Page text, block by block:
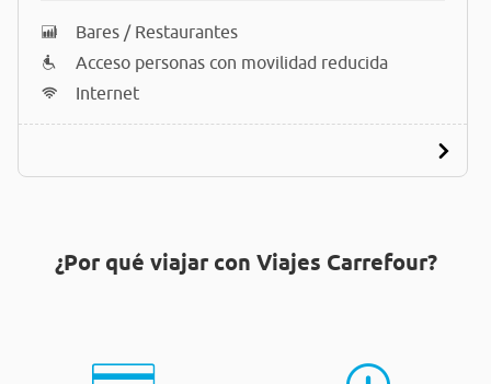
Bares / Restaurantes
Acceso personas con movilidad reducida
Internet
¿Por qué viajar con Viajes Carrefour?